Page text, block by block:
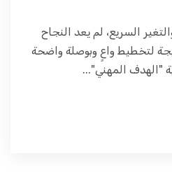
السريع، لم يعد النجاح
لتخطيط واعٍ وبوصلة واضحة
"الهدف المهني"...